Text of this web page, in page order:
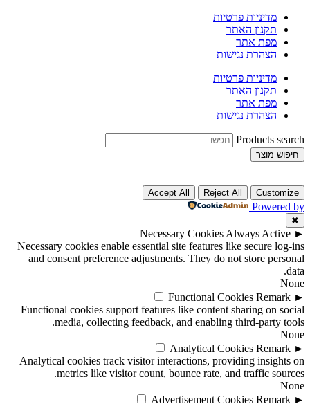
מדיניות פרטיות
תקנון האתר
מפת אתר
הצהרת נגישות
מדיניות פרטיות
תקנון האתר
מפת אתר
הצהרת נגישות
Products search
חיפוש מוצר
Customize
Reject All
Accept All
Powered by
✖
►
Necessary Cookies Always Active
Necessary cookies enable essential site features like secure log-ins
and consent preference adjustments. They do not store personal
data.
None
►
Functional Cookies Remark
Functional cookies support features like content sharing on social
media, collecting feedback, and enabling third-party tools.
None
►
Analytical Cookies Remark
Analytical cookies track visitor interactions, providing insights on
metrics like visitor count, bounce rate, and traffic sources.
None
►
Advertisement Cookies Remark